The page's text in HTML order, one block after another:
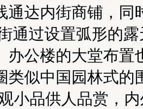
通达内街商铺，同
通过设置弧形的
办公楼的大堂布置
类似中国园林式的
小品供人品赏，